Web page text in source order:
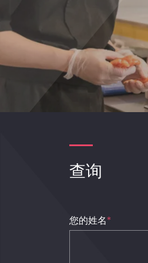
查询
您的姓名*